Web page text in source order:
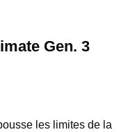
Gen. 3
les limites de la